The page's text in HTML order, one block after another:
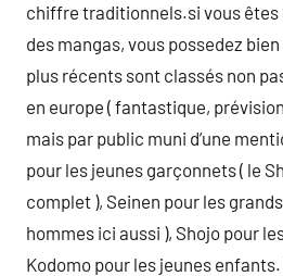
chiffre traditionnels.si vous êtes
des mangas, vous possedez
plus récents sont classés non
en europe ( fantastique,
mais par public muni d’une
pour les jeunes garçonnets ( le
complet ), Seinen pour les
hommes ici aussi ), Shojo pour
Kodomo pour les jeunes